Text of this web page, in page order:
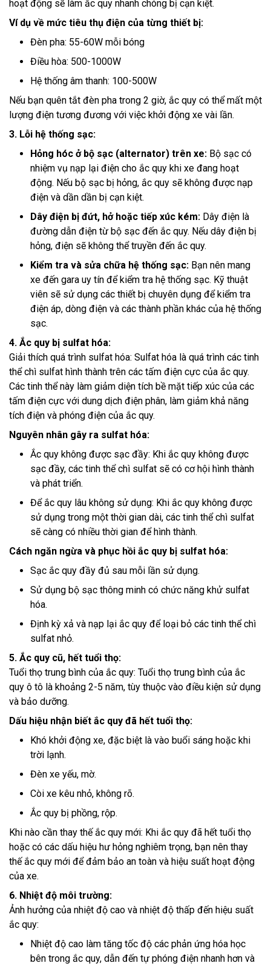
hoạt động sẽ làm ắc quy nhanh chóng bị cạn kiệt.
Ví dụ về mức tiêu thụ điện của từng thiết bị:
Đèn pha: 55-60W mỗi bóng
Điều hòa: 500-1000W
Hệ thống âm thanh: 100-500W
Nếu bạn quên tắt đèn pha trong 2 giờ, ắc quy có thể mất một
lượng điện tương đương với việc khởi động xe vài lần.
3. Lỗi hệ thống sạc:
Hỏng hóc ở bộ sạc (alternator) trên xe: Bộ sạc có
nhiệm vụ nạp lại điện cho ắc quy khi xe đang hoạt
động. Nếu bộ sạc bị hỏng, ắc quy sẽ không được nạp
điện và dần dần bị cạn kiệt.
Dây điện bị đứt, hở hoặc tiếp xúc kém: Dây điện là
đường dẫn điện từ bộ sạc đến ắc quy. Nếu dây điện bị
hỏng, điện sẽ không thể truyền đến ắc quy.
Kiểm tra và sửa chữa hệ thống sạc: Bạn nên mang
xe đến gara uy tín để kiểm tra hệ thống sạc. Kỹ thuật
viên sẽ sử dụng các thiết bị chuyên dụng để kiểm tra
điện áp, dòng điện và các thành phần khác của hệ thống
sạc.
4. Ắc quy bị sulfat hóa:
Giải thích quá trình sulfat hóa: Sulfat hóa là quá trình các tinh
thể chì sulfat hình thành trên các tấm điện cực của ắc quy.
Các tinh thể này làm giảm diện tích bề mặt tiếp xúc của các
tấm điện cực với dung dịch điện phân, làm giảm khả năng
tích điện và phóng điện của ắc quy.
Nguyên nhân gây ra sulfat hóa:
Ắc quy không được sạc đầy: Khi ắc quy không được
sạc đầy, các tinh thể chì sulfat sẽ có cơ hội hình thành
và phát triển.
Để ắc quy lâu không sử dụng: Khi ắc quy không được
sử dụng trong một thời gian dài, các tinh thể chì sulfat
sẽ càng có nhiều thời gian để hình thành.
Cách ngăn ngừa và phục hồi ắc quy bị sulfat hóa:
Sạc ắc quy đầy đủ sau mỗi lần sử dụng.
Sử dụng bộ sạc thông minh có chức năng khử sulfat
hóa.
Định kỳ xả và nạp lại ắc quy để loại bỏ các tinh thể chì
sulfat nhỏ.
5. Ắc quy cũ, hết tuổi thọ:
Tuổi thọ trung bình của ắc quy: Tuổi thọ trung bình của ắc
quy ô tô là khoảng 2-5 năm, tùy thuộc vào điều kiện sử dụng
và bảo dưỡng.
Dấu hiệu nhận biết ắc quy đã hết tuổi thọ:
Khó khởi động xe, đặc biệt là vào buổi sáng hoặc khi
trời lạnh.
Đèn xe yếu, mờ.
Còi xe kêu nhỏ, không rõ.
Ắc quy bị phồng, rộp.
Khi nào cần thay thế ắc quy mới: Khi ắc quy đã hết tuổi thọ
hoặc có các dấu hiệu hư hỏng nghiêm trọng, bạn nên thay
thế ắc quy mới để đảm bảo an toàn và hiệu suất hoạt động
của xe.
6. Nhiệt độ môi trường:
Ảnh hưởng của nhiệt độ cao và nhiệt độ thấp đến hiệu suất
ắc quy:
Nhiệt độ cao làm tăng tốc độ các phản ứng hóa học
bên trong ắc quy, dẫn đến tự phóng điện nhanh hơn và